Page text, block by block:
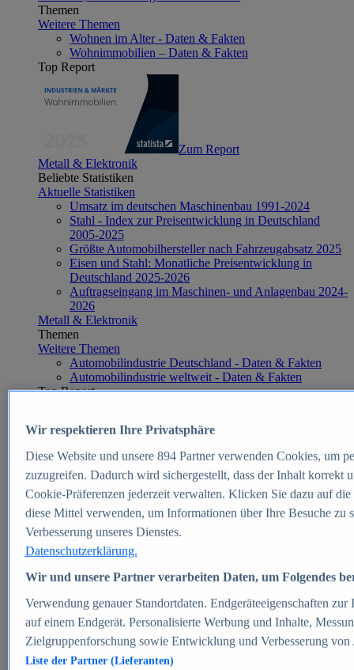
Themen
Weitere Themen
Wohnen im Alter - Daten & Fakten
Wohnimmobilien – Daten & Fakten
Top Report
Zum Report
Metall & Elektronik
Beliebte Statistiken
Aktuelle Statistiken
Umsatz im deutschen Maschinenbau 1991-2024
Stahl - Index zur Preisentwicklung in Deutschland
2005-2025
Größte Automobilhersteller nach Fahrzeugabsatz 2025
Eisen und Stahl: Monatliche Preisentwicklung in
Deutschland 2025-2026
Auftragseingang im Maschinen- und Anlagenbau 2024-
2026
Metall & Elektronik
Themen
Weitere Themen
Automobilindustrie Deutschland - Daten & Fakten
Automobilindustrie weltweit - Daten & Fakten
Top Report
Zum Report
E-commerce
Beliebte Statistiken
Aktuelle Statistiken
E-Commerce - Entwicklung des Umsatzes in
Deutschland 1999-2025
Umsatz von Amazon in Deutschland und weltweit
2010-2025
B2C-E-Commerce: Top-50 Online Shops in
Deutschland 2024
Marktanteile von Online-Zahlungsverfahren in
Deutschland 2024
Umsatzstarke Warengruppen im Online-Handel in
Deutschland 2023-2025
Wir respektieren Ihre Privatsphäre
Diese Website und unsere 894Partner verwenden Cookies, um
zuzugreifen. Dadurch wird sichergestellt, dass der Inhalt korrekt
Cookie-Präferenzen jederzeit verwalten. Klicken Sie dazu auf
diese Mittel verwenden, um Informationen über Ihre Besuche
Verbesserung unseres Dienstes.
Datenschutzerklärung.
Wir und unsere Partner verarbeiten Daten, um Folgendes
Verwendung genauer Standortdaten. Endgeräteeigenschaften
auf einem Endgerät. Personalisierte Werbung und Inhalte,
Zielgruppenforschung sowie Entwicklung und Verbesserung von
Liste der Partner (Lieferanten)